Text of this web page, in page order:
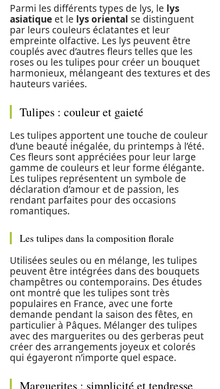
Parmi les différents types de lys, le lys
asiatique et le lys oriental se distinguent
par leurs couleurs éclatantes et leur
empreinte olfactive. Les lys peuvent être
couplés avec d’autres fleurs telles que les
roses ou les tulipes pour créer un bouquet
harmonieux, mélangeant des textures et des
hauteurs variées.
Tulipes : couleur et gaieté
Les tulipes apportent une touche de couleur
d’une beauté inégalée, du printemps à l’été.
Ces fleurs sont appréciées pour leur large
gamme de couleurs et leur forme élégante.
Les tulipes représentent un symbole de
déclaration d’amour et de passion, les
rendant parfaites pour des occasions
romantiques.
Les tulipes dans la composition florale
Utilisées seules ou en mélange, les tulipes
peuvent être intégrées dans des bouquets
champêtres ou contemporains. Des études
ont montré que les tulipes sont très
populaires en France, avec une forte
demande pendant la saison des fêtes, en
particulier à Pâques. Mélanger des tulipes
avec des marguerites ou des gerberas peut
créer des arrangements joyeux et colorés
qui égayeront n’importe quel espace.
Marguerites : simplicité et tendresse